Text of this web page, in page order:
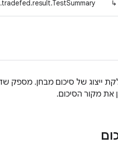
↳
ייצוג של סיכום מבחן. מספק
את מקור הסיכום.